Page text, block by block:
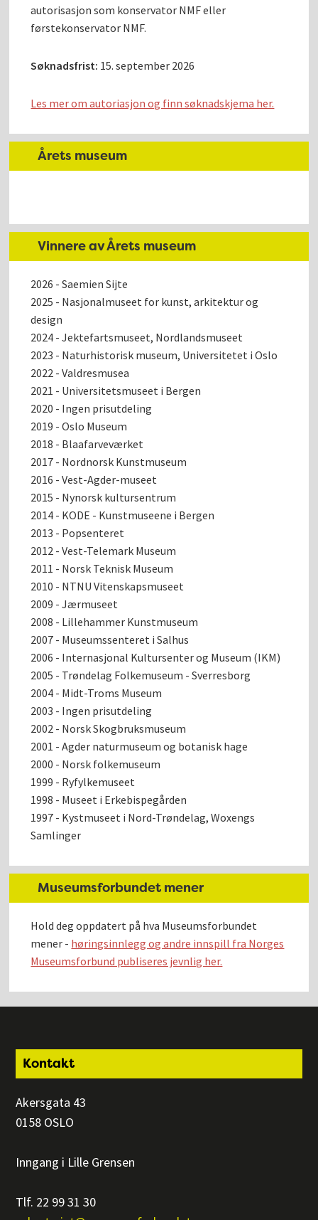
autorisasjon som konservator NMF eller
førstekonservator NMF.
Søknadsfrist: 15. september 2026
Les mer om autoriasjon og finn søknadskjema her.
Årets museum
Vinnere av Årets museum
2026 - Saemien Sijte
2025 - Nasjonalmuseet for kunst, arkitektur og
design
2024 - Jektefartsmuseet, Nordlandsmuseet
2023 - Naturhistorisk museum, Universitetet i Oslo
2022 - Valdresmusea
2021 - Universitetsmuseet i Bergen
2020 - Ingen prisutdeling
2019 - Oslo Museum
2018 - Blaafarveværket
2017 - Nordnorsk Kunstmuseum
2016 - Vest-Agder-museet
2015 - Nynorsk kultursentrum
2014 - KODE - Kunstmuseene i Bergen
2013 - Popsenteret
2012 - Vest-Telemark Museum
2011 - Norsk Teknisk Museum
2010 - NTNU Vitenskapsmuseet
2009 - Jærmuseet
2008 - Lillehammer Kunstmuseum
2007 - Museumssenteret i Salhus
2006 - Internasjonal Kultursenter og Museum (IKM)
2005 - Trøndelag Folkemuseum - Sverresborg
2004 - Midt-Troms Museum
2003 - Ingen prisutdeling
2002 - Norsk Skogbruksmuseum
2001 - Agder naturmuseum og botanisk hage
2000 - Norsk folkemuseum
1999 - Ryfylkemuseet
1998 - Museet i Erkebispegården
1997 - Kystmuseet i Nord-Trøndelag, Woxengs
Samlinger
Museumsforbundet mener
Hold deg oppdatert på hva Museumsforbundet
mener - høringsinnlegg og andre innspill fra Norges
Museumsforbund publiseres jevnlig her.
Footer
Kontakt
Akersgata 43
0158 OSLO
Inngang i Lille Grensen
Tlf. 22 99 31 30